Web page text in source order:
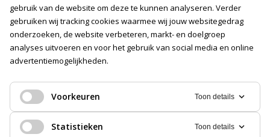
Volg ons
gebruik van de website om deze te kunnen analyseren. Verder
gebruiken wij tracking cookies waarmee wij jouw websitegedrag
onderzoeken, de website verbeteren, markt- en doelgroep
analyses uitvoeren en voor het gebruik van social media en online
advertentiemogelijkheden.
Voorkeuren Toon details
Statistieken Toon details